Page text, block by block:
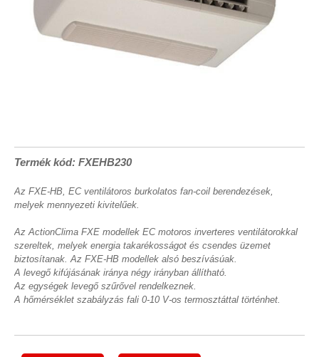
Termék kód: FXEHB230
Az FXE-HB, EC ventilátoros burkolatos fan-coil berendezések,
melyek mennyezeti kivitelűek.
Az ActionClima FXE modellek EC motoros inverteres ventilátorokkal
szereltek, melyek energia takarékosságot és csendes üzemet
biztosítanak. Az FXE-HB modellek alsó beszívásúak.
A levegő kifújásának iránya négy irányban állítható.
Az egységek levegő szűrővel rendelkeznek.
A hőmérséklet szabályzás fali 0-10 V-os termosztáttal történhet.